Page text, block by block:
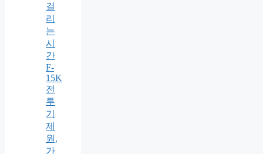
걸
리
는
시
간
F-
15K
전
투
기
제
원,
가